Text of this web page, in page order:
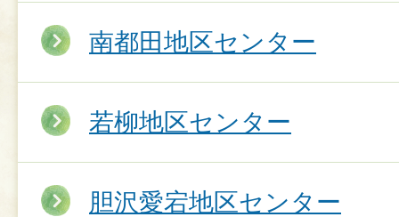
南都田地区センター
若柳地区センター
胆沢愛宕地区センター